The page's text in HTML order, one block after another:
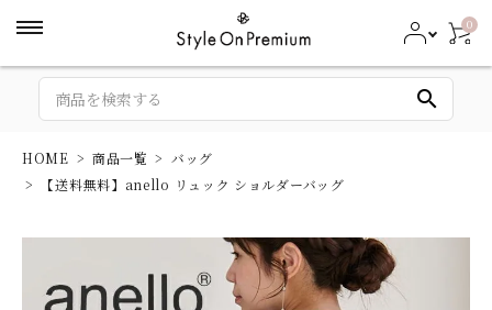
0
search
HOME 商品一覧
バッグ
【送料無料】anello リュック ショルダーバッグ